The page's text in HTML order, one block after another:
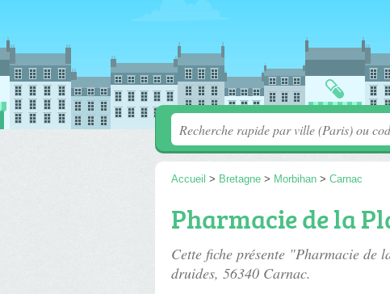
Accueil > Bretagne > Morbihan > Carnac
Pharmacie de la
Cette fiche présente "Pharmacie de
druides, 56340 Carnac.